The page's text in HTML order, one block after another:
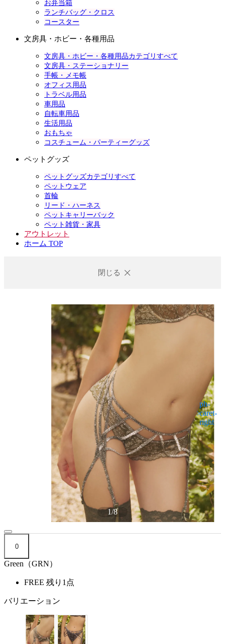
お弁当箱
ランチバッグ・クロス
コースター
文房具・ホビー・各種用品
文房具・ホビー・各種用品カテゴリすべて
文房具・ステーショナリー
手帳・メモ帳
オフィス用品
トラベル用品
車用品
自転車用品
生活用品
おもちゃ
コスチューム・パーティーグッズ
ペットグッズ
ペットグッズカテゴリすべて
ペットウェア
首輪
リード・ハーネス
ペットキャリーバック
ペット雑貨・家具
アウトレット
ホーム TOP
閉じる
1/8
0
Green（GRN）
FREE 残り1点
バリエーション